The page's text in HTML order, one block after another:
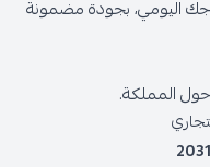
اليومي، بجودة مضمونة